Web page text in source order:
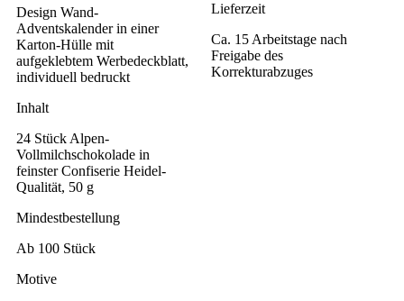
Design Wand-
Adventskalender in einer
Karton-Hülle mit
aufgeklebtem Werbedeckblatt,
individuell bedruckt
Inhalt
24 Stück Alpen-
Vollmilchschokolade in
feinster Confiserie Heidel-
Qualität, 50 g
Mindestbestellung
Ab 100 Stück
Motive
Lieferzeit
Ca. 15 Arbeitstage nach
Freigabe des
Korrekturabzuges